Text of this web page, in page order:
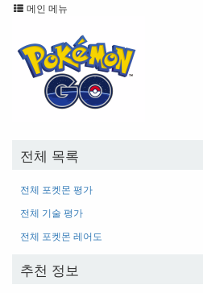
메인 메뉴
전체 목록
전체 포켓몬 평가
전체 기술 평가
전체 포켓몬 레어도
추천 정보